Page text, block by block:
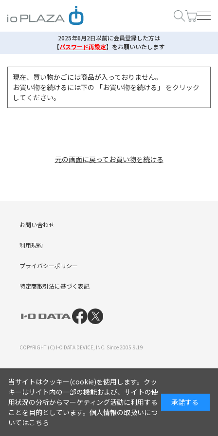
2025年6月2日以前に会員登録した方は
【パスワード再設定】 をお願いいたします
現在、買い物かごには商品が入っておりません。
お買い物を続けるには下の 「お買い物を続ける」 をクリック
してください。
元の画面に戻ってお買い物を続ける
お問い合わせ
利用規約
プライバシーポリシー
特定商取引法に基づく表記
COPYRIGHT (C) I-O DATA DEVICE, INC. Since 2005.9.19
当サイトはクッキー(cookie)を使用します。クッ
キーはサイト内の一部の機能および、サイトの使
用状況の分析からマーケティング活動に利用する
ことを目的としています。 個人情報の取扱いにつ
いてはこちら
承諾する